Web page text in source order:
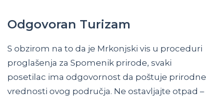
Odgovoran Turizam
S obzirom na to da je Mrkonjski vis u proceduri
proglašenja za Spomenik prirode, svaki
posetilac ima odgovornost da poštuje prirodne
vrednosti ovog područja. Ne ostavljajte otpad –